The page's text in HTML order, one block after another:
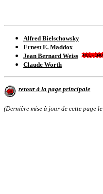
Alfred Bielschowsky
Ernest E. Maddox
Jean Bernard Weiss
Claude Worth
retour à la page principale
(Dernière mise à jour de cette page le